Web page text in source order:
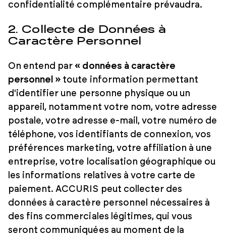
confidentialité complémentaire prévaudra.
2. Collecte de Données à
Caractère Personnel
On entend par « données à caractère
personnel » toute information permettant
d'identifier une personne physique ou un
appareil, notamment votre nom, votre adresse
postale, votre adresse e-mail, votre numéro de
téléphone, vos identifiants de connexion, vos
préférences marketing, votre affiliation à une
entreprise, votre localisation géographique ou
les informations relatives à votre carte de
paiement. ACCURIS peut collecter des
données à caractère personnel nécessaires à
des fins commerciales légitimes, qui vous
seront communiquées au moment de la